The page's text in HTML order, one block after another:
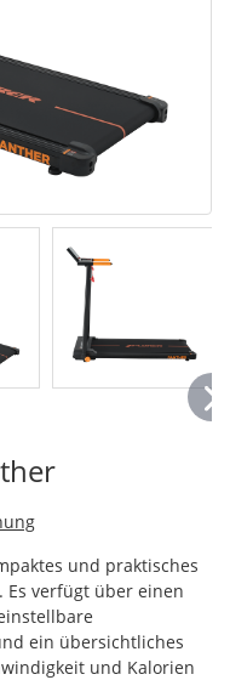
und praktisches
Es verfügt über einen
ein übersichtliches
und Kalorien